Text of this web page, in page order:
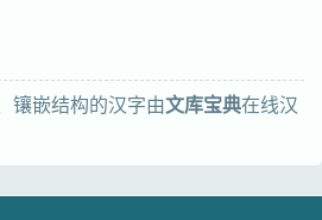
镶嵌结构的汉字由文库宝典在线汉